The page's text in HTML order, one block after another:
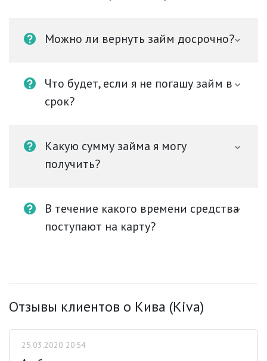
Можно ли вернуть займ досрочно?
Что будет, если я не погашу займ в
срок?
Какую сумму займа я могу
получить?
В течение какого времени средства
поступают на карту?
Отзывы клиентов о Кива (Kiva)
25.03.2020 20:54